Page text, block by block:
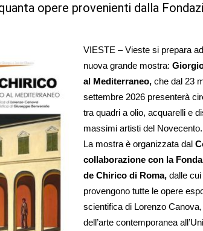
opere provenienti dalla
VIESTE – Vieste si prepara
nuova grande mostra:
al Mediterraneo, che dal 23
settembre 2026 presenterà
tra quadri a olio, acquarelli e
massimi artisti del Novecento.
La mostra è organizzata dal
collaborazione con la
de Chirico di Roma, dalle
provengono tutte le opere
scientifica di Lorenzo
dell’arte contemporanea